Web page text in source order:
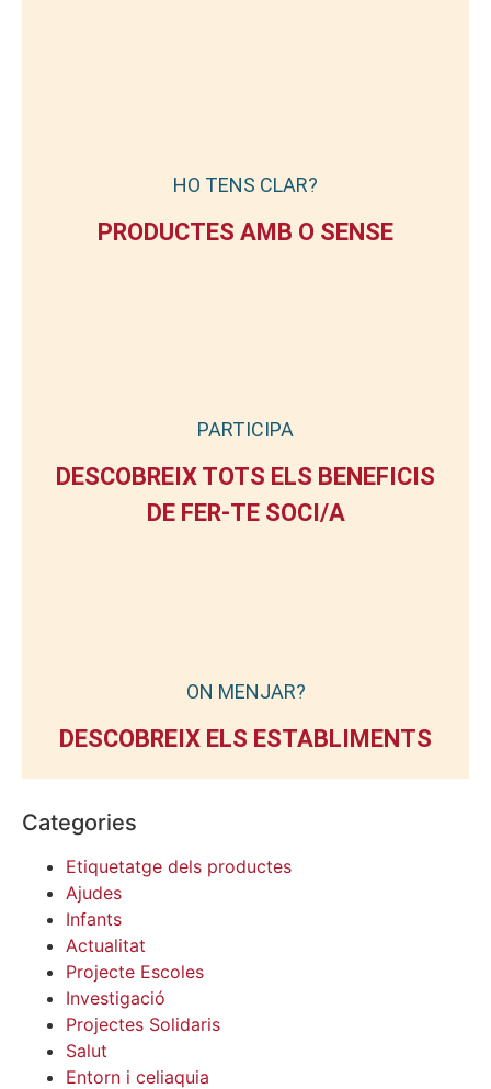
HO TENS CLAR?
PRODUCTES AMB O SENSE
PARTICIPA
DESCOBREIX TOTS ELS BENEFICIS
DE FER-TE SOCI/A
ON MENJAR?
DESCOBREIX ELS ESTABLIMENTS
Categories
Etiquetatge dels productes
Ajudes
Infants
Actualitat
Projecte Escoles
Investigació
Projectes Solidaris
Salut
Entorn i celiaquia